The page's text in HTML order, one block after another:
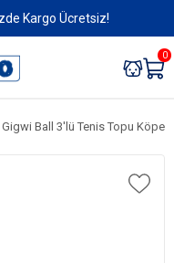
Kargo Ücretsiz!
0
Gigwi Ball 3'lü Tenis Topu Köpek